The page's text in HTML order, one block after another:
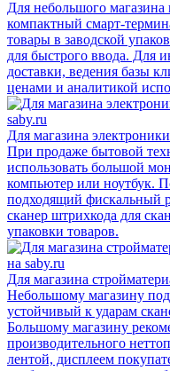
Для небольшого
компактный смарт-
товары в заводской
для быстрого ввода. Для
доставки, ведения базы
ценами и аналитикой
Для магазина электроники
При продаже бытовой
использовать большой
компьютер или ноутбук.
подходящий фискальный
сканер штрихкода для
упаковки товаров.
Для магазина
Небольшому магазину
устойчивый к ударам
Большому магазину
производительного
лентой, дисплеем